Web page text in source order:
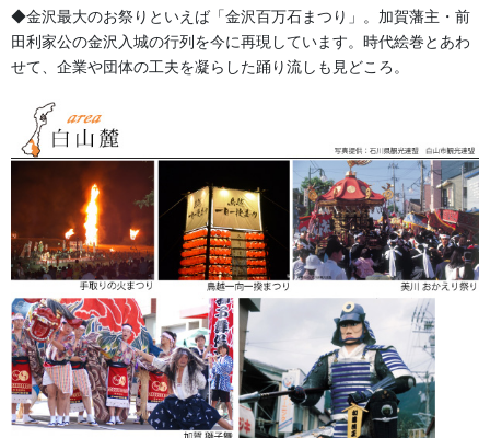
お祭り衣装・お祭り用品のご相談は金沢・森佐へお気軽にお問
い合わせください。
伝統行事、お祭りで地域に笑顔を！！
営業時間 10:00-18:00 〒920-0061金沢市問屋町2丁目85
人形の森佐は12月〜4月末まで土曜、日曜も営業。
お問い合わせ
関連記事
本染めについて
2013/10/17
◆金沢最大のお祭りといえば「金沢百万石まつり」。加賀藩主・前
田利家公の金沢入城の行列を今に再現しています。時代絵巻とあわ
せて、企業や団体の工夫を凝らした踊り流しも見どころ。